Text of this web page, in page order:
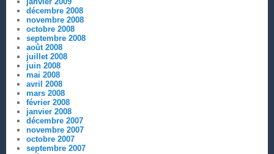
décembre 2008
novembre 2008
octobre 2008
septembre 2008
août 2008
juillet 2008
juin 2008
mai 2008
avril 2008
mars 2008
février 2008
janvier 2008
décembre 2007
novembre 2007
octobre 2007
septembre 2007